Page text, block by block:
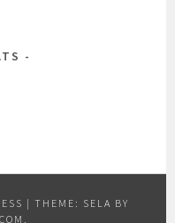
| THEME: SELA BY
.